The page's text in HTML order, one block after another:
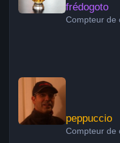
frédogoto
Compteur de
peppuccio
Compteur de